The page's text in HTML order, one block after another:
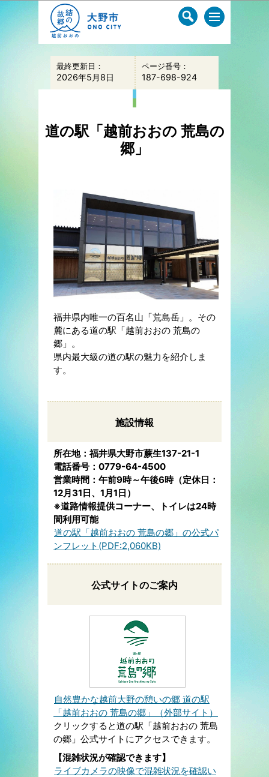
このページの本文へ移動
最終更新日：
2026年5月8日
ページ番号：
187-698-924
道の駅「越前おおの 荒島の
郷」
福井県内唯一の百名山「荒島岳」。その
麓にある道の駅「越前おおの 荒島の
郷」。
県内最大級の道の駅の魅力を紹介しま
す。
施設情報
所在地：福井県大野市蕨生137-21-1
電話番号：0779-64-4500
営業時間：午前9時～午後6時（定休日：
12月31日、1月1日）
※道路情報提供コーナー、トイレは24時
間利用可能
道の駅「越前おおの 荒島の郷」の公式パ
ンフレット(PDF:2,060KB)
公式サイトのご案内
自然豊かな越前大野の憩いの郷 道の駅
「越前おおの 荒島の郷」（外部サイト）
クリックすると道の駅「越前おおの 荒島
の郷」公式サイトにアクセスできます。
【混雑状況が確認できます】
ライブカメラの映像で混雑状況を確認い